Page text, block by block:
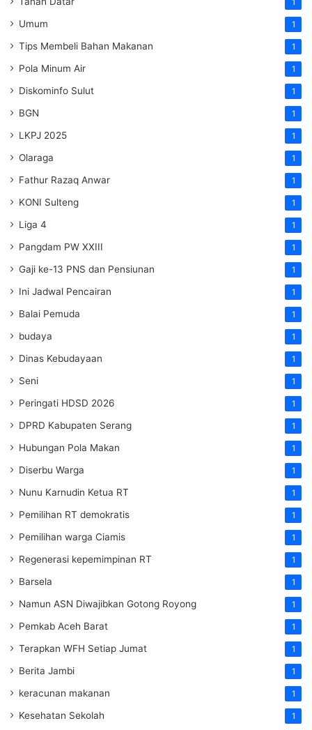
1
Umum 1
Tips Membeli Bahan Makanan 1
Pola Minum Air 1
Diskominfo Sulut 1
BGN 1
LKPJ 2025 1
Olaraga 1
Fathur Razaq Anwar 1
KONI Sulteng 1
Liga 4 1
Pangdam PW XXIII 1
Gaji ke-13 PNS dan Pensiunan 1
Ini Jadwal Pencairan 1
Balai Pemuda 1
budaya 1
Dinas Kebudayaan 1
Seni 1
Peringati HDSD 2026 1
DPRD Kabupaten Serang 1
Hubungan Pola Makan 1
Diserbu Warga 1
Nunu Karnudin Ketua RT 1
Pemilihan RT demokratis 1
Pemilihan warga Ciamis 1
Regenerasi kepemimpinan RT 1
Barsela 1
Namun ASN Diwajibkan Gotong Royong 1
Pemkab Aceh Barat 1
Terapkan WFH Setiap Jumat 1
Berita Jambi 1
keracunan makanan 1
Kesehatan Sekolah 1